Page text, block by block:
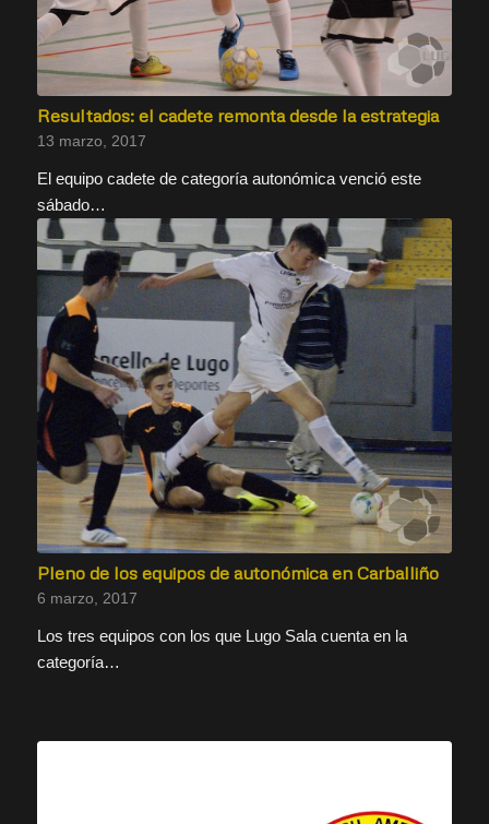
Resultados: el cadete remonta desde la estrategia
13 marzo, 2017
El equipo cadete de categoría autonómica venció este
sábado…
Pleno de los equipos de autonómica en Carballiño
6 marzo, 2017
Los tres equipos con los que Lugo Sala cuenta en la
categoría…